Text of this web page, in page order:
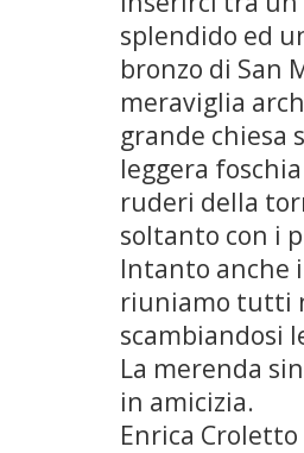
splendido ed
bronzo di San
meraviglia
grande chiesa
leggera
ruderi della
soltanto con i
Intanto anche
riuniamo tutti
scambiandosi
La merenda
in amicizia.
Enrica Croletto